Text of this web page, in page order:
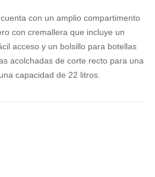
LM
BAC
347
C00
original
era:
50,00€.
actual
es:
35,00€.
con un amplio compartimento
con cremallera que incluye un
acceso y un bolsillo para botellas
acolchadas de corte recto para una
capacidad de 22 litros.